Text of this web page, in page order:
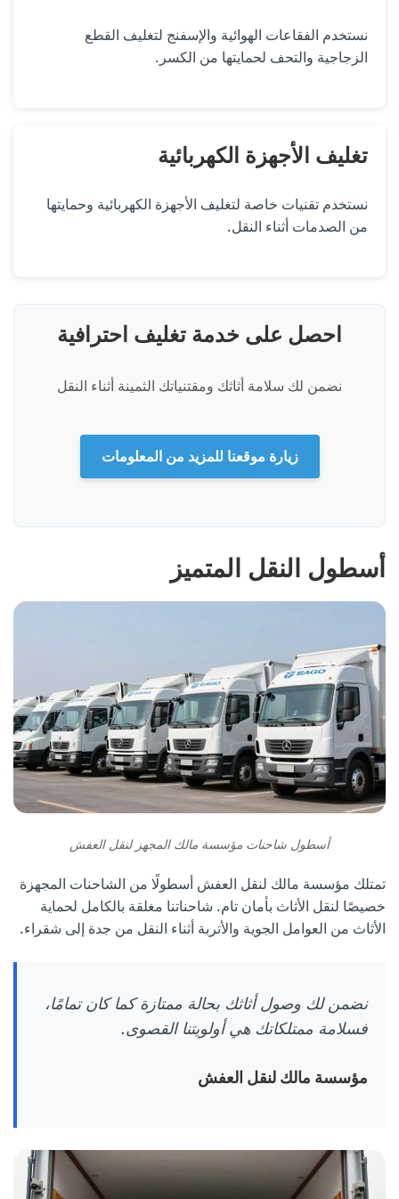
نستخدم الفقاعات الهوائية والإسفنج لتغليف القطع
الزجاجية والتحف لحمايتها من الكسر.
تغليف الأجهزة الكهربائية
نستخدم تقنيات خاصة لتغليف الأجهزة الكهربائية وحمايتها
من الصدمات أثناء النقل.
احصل على خدمة تغليف احترافية
نضمن لك سلامة أثاثك ومقتنياتك الثمينة أثناء النقل
زيارة موقعنا للمزيد من المعلومات
أسطول النقل المتميز
أسطول شاحنات مؤسسة مالك المجهز لنقل العفش
تمتلك مؤسسة مالك لنقل العفش أسطولًا من الشاحنات المجهزة
خصيصًا لنقل الأثاث بأمان تام. شاحناتنا مغلقة بالكامل لحماية
الأثاث من العوامل الجوية والأتربة أثناء النقل من جدة إلى شقراء.
نضمن لك وصول أثاثك بحالة ممتازة كما كان تمامًا،
فسلامة ممتلكاتك هي أولويتنا القصوى.
مؤسسة مالك لنقل العفش